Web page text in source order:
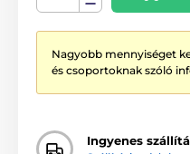
Nagyobb mennyiséget
és csoportoknak szóló
Ingyenes